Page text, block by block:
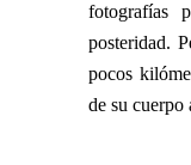
fotografías
posteridad.
pocos
de su cuerpo